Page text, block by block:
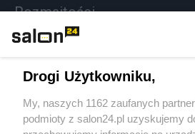
Rozmaitości
Sport
Społeczeństwo
Drogi Użytkowniku,
My, naszych 1162 zaufanych
podmioty z salon24.pl uzyskujemy